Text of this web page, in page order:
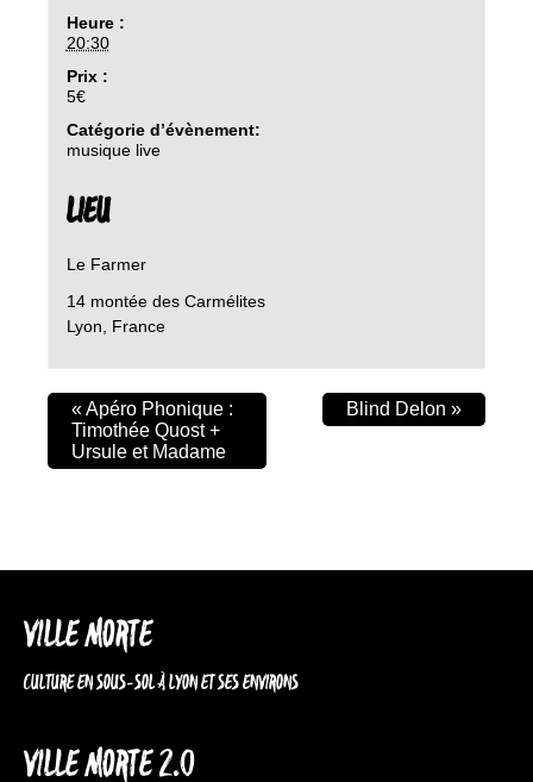
Heure :
20:30
Prix :
5€
Catégorie d’évènement:
musique live
LIEU
Le Farmer
14 montée des Carmélites
Lyon
France
«Apéro Phonique :
Timothée Quost +
Ursule et Madame
Blind Delon »
VILLE MORTE
CULTURE EN SOUS-SOL À LYON ET SES ENVIRONS
VILLE MORTE 2.0